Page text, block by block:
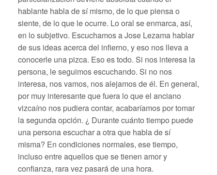
hablante habla de sí mismo, de lo que piensa o
siente, de lo que le ocurre. Lo oral se enmarca, así,
en lo subjetivo. Escuchamos a Jose Lezama hablar
de sus ideas acerca del infierno, y eso nos lleva a
conocerle una pizca. Eso es todo. Si nos interesa la
persona, le seguimos escuchando. Si no nos
interesa, nos vamos, nos alejamos de él. En general,
por muy interesante que fuera lo que el anciano
vizcaíno nos pudiera contar, acabaríamos por tomar
la segunda opción. ¿ Durante cuánto tiempo puede
una persona escuchar a otra que habla de sí
misma? En condiciones normales, ese tiempo,
incluso entre aquellos que se tienen amor y
confianza, rara vez pasará de una hora.